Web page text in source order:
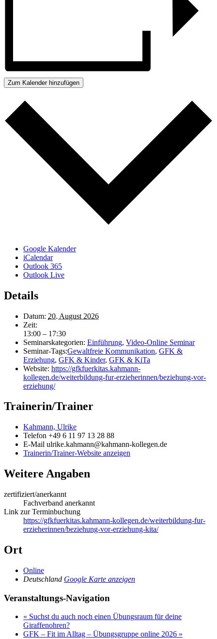
Zum Kalender hinzufügen
Google Kalender
iCalendar
Outlook 365
Outlook Live
Details
Datum: 20. August 2026
Zeit:
13:00 – 17:30
Seminarskategorien: Einführung, Video-Online Seminar
Seminar-Tags:Gewaltfreie Kommunikation, GFK &
Erziehung, GFK & Kinder, GFK & KiTa
Website: https://gfkfuerkitas.kahmann-
kollegen.de/weiterbildung-fur-erzieherinnen/beziehung-vor-
erziehung/
Trainerin/Trainer
Kahmann, Ulrike
Telefon +49 6 11 97 13 28 88
E-Mail ulrike.kahmann@kahmann-kollegen.de
Trainerin/Trainer-Website anzeigen
Weitere Angaben
zertifiziert/anerkannt
Fachverband anerkannt
Link zur Terminbuchung
https://gfkfuerkitas.kahmann-kollegen.de/weiterbildung-fur-
erzieherinnen/beziehung-vor-erziehung-kita/
Ort
Online
Deutschland Google Karte anzeigen
Veranstaltungs-Navigation
« Suchst du auch noch einen Übungsraum für deine
Giraffenohren?
GFK – Fit im Alltag – Übungsgruppe online 2026 »